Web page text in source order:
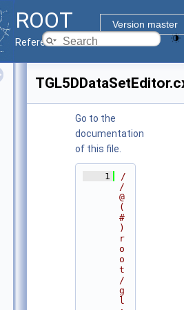
ROOT
Version master
Reference Guide
Go to the
documentation
of this file.
    1
/
/
@
(
#
)
r
o
o
t
/
g
l